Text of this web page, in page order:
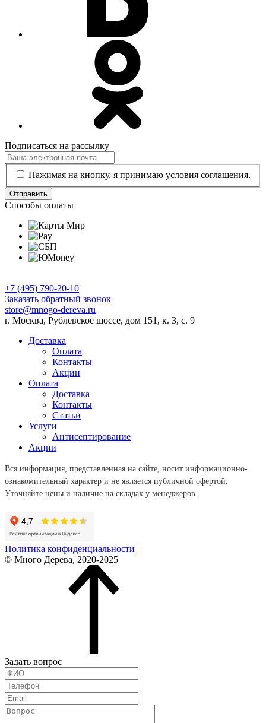
Подписаться на рассылку
Нажимая на кнопку, я принимаю условия соглашения.
Отправить
Способы оплаты
+7 (495) 790-20-10
Заказать обратный звонок
store@mnogo-dereva.ru
г. Москва, Рублевское шоссе, дом 151, к. 3, с. 9
Доставка
Оплата
Контакты
Акции
Оплата
Доставка
Контакты
Статьи
Услуги
Антисептирование
Акции
Вся информация, представленная на сайте, носит информационно-
ознакомительный характер и не является публичной офертой.
Уточняйте цены и наличие на складах у менеджеров.
Политика конфиденциальности
© Много Дерева, 2020-2025
Задать вопрос